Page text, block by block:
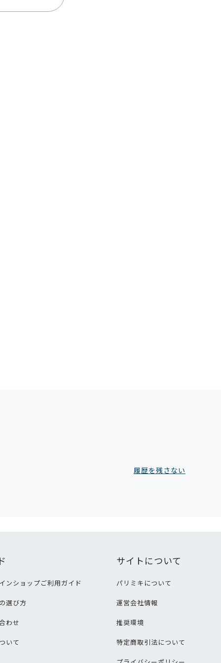
履歴を残さない
ンショップご利用ガイド
選び方
わせ
いて
サイトについて
パリミキについて
運営会社情報
推奨環境
特定商取引法について